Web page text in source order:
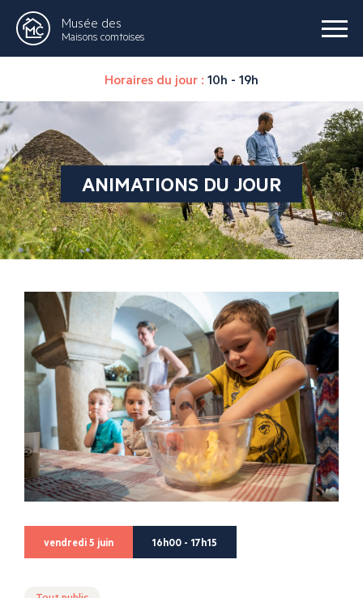
Musée des
Maisons comtoises
Horaires du jour : 10h - 19h
ANIMATIONS DU JOUR
vendredi 5 juin 16h00 - 17h15